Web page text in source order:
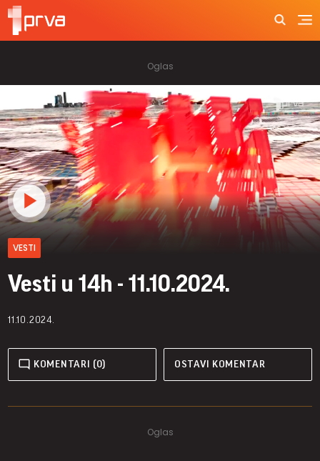
VESTI
Vesti u 14h - 11.10.2024.
11.10.2024.
KOMENTARI (0) OSTAVI KOMENTAR